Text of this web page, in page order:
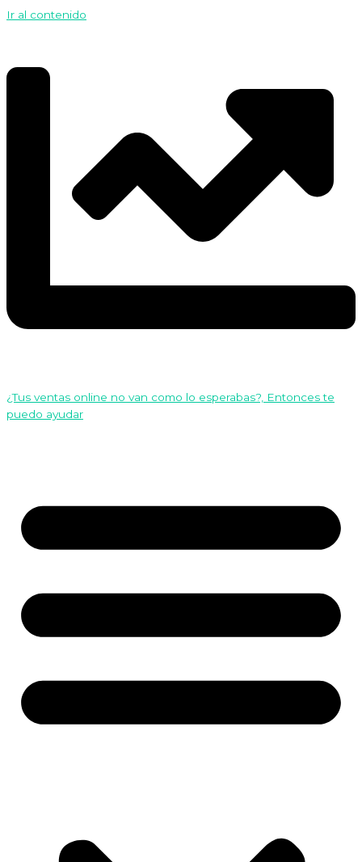
Ir al contenido
¿Tus ventas online no van como lo esperabas?, Entonces te
puedo ayudar